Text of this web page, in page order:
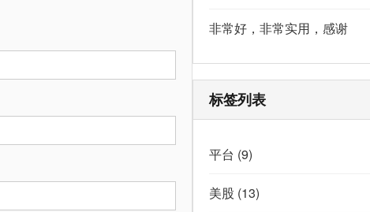
非常好，非常实用，感谢
标签列表
平台 (9)
美股 (13)